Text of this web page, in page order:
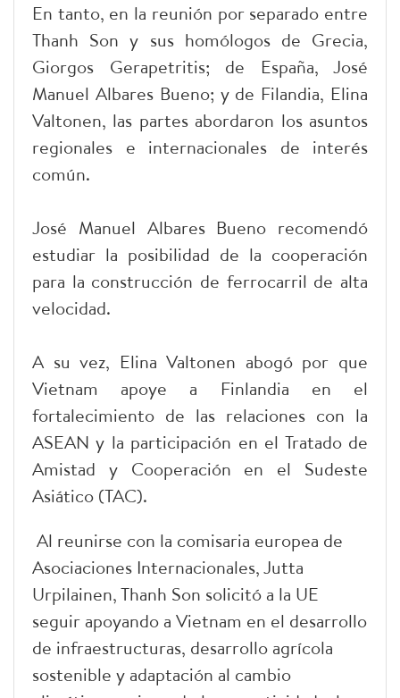
En tanto, en la reunión por separado entre
Thanh Son y sus homólogos de Grecia,
Giorgos Gerapetritis; de España, José
Manuel Albares Bueno; y de Filandia, Elina
Valtonen, las partes abordaron los asuntos
regionales e internacionales de interés
común.
José Manuel Albares Bueno recomendó
estudiar la posibilidad de la cooperación
para la construcción de ferrocarril de alta
velocidad.
A su vez, Elina Valtonen abogó por que
Vietnam apoye a Finlandia en el
fortalecimiento de las relaciones con la
ASEAN y la participación en el Tratado de
Amistad y Cooperación en el Sudeste
Asiático (TAC).
Al reunirse con la comisaria europea de
Asociaciones Internacionales, Jutta
Urpilainen, Thanh Son solicitó a la UE
seguir apoyando a Vietnam en el desarrollo
de infraestructuras, desarrollo agrícola
sostenible y adaptación al cambio